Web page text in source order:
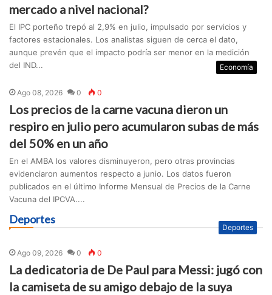
mercado a nivel nacional?
El IPC porteño trepó al 2,9% en julio, impulsado por servicios y
factores estacionales. Los analistas siguen de cerca el dato,
aunque prevén que el impacto podría ser menor en la medición
del IND...
Economía
Ago 08, 2026 0 0
Los precios de la carne vacuna dieron un
respiro en julio pero acumularon subas de más
del 50% en un año
En el AMBA los valores disminuyeron, pero otras provincias
evidenciaron aumentos respecto a junio. Los datos fueron
publicados en el último Informe Mensual de Precios de la Carne
Vacuna del IPCVA....
Deportes
Deportes
Ago 09, 2026 0 0
La dedicatoria de De Paul para Messi: jugó con
la camiseta de su amigo debajo de la suya